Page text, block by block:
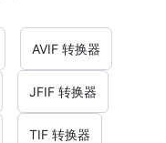
AVIF 转换器
JFIF 转换器
TIF 转换器